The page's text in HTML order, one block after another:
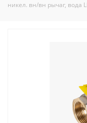
никел. вн/вн рычаг, вода